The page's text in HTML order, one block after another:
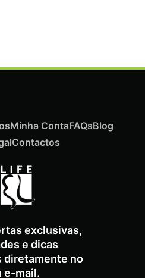
exclusivas,
e dicas
diretamente no
e-mail.
Minha ContaFAQsBlog
Contactos